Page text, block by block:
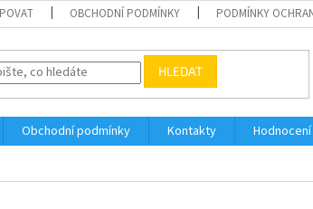
OBCHODNÍ PODMÍNKY PODMÍNKY
HLEDAT
Obchodní podmínky Kontakty